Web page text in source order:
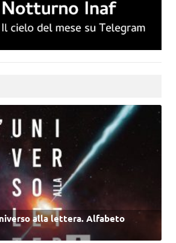
alla lettera. Alfabeto